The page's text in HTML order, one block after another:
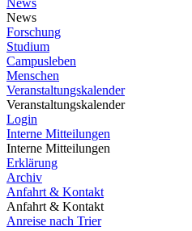
News
News
Forschung
Studium
Campusleben
Menschen
Veranstaltungskalender
Veranstaltungskalender
Login
Interne Mitteilungen
Interne Mitteilungen
Erklärung
Archiv
Anfahrt & Kontakt
Anfahrt & Kontakt
Anreise nach Trier